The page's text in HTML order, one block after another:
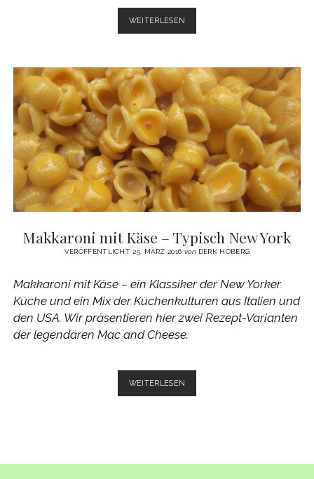
WEITERLESEN
AND
EINFACHES
REZEPT
DES
US-
KLASSIKERS
Makkaroni mit Käse – Typisch New York
VERÖFFENTLICHT 25. MÄRZ 2016 von DERK HOBERG
Makkaroni mit Käse – ein Klassiker der New Yorker
Küche und ein Mix der Küchenkulturen aus Italien und
den USA. Wir präsentieren hier zwei Rezept-Varianten
der legendären Mac and Cheese.
WEITERLESEN
MIT